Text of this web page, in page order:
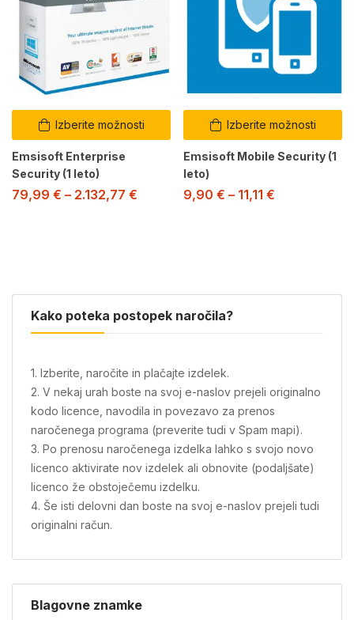
Izberite možnosti
Emsisoft Enterprise
Security (1 leto)
79,99 € – 2.132,77 €
Izberite možnosti
Emsisoft Mobile Security (1
leto)
9,90 € – 11,11 €
Kako poteka postopek naročila?
1. Izberite, naročite in plačajte izdelek.
2. V nekaj urah boste na svoj e-naslov prejeli originalno
kodo licence, navodila in povezavo za prenos
naročenega programa (preverite tudi v Spam mapi).
3. Po prenosu naročenega izdelka lahko s svojo novo
licenco aktivirate nov izdelek ali obnovite (podaljšate)
licenco že obstoječemu izdelku.
4. Še isti delovni dan boste na svoj e-naslov prejeli tudi
originalni račun.
Blagovne znamke